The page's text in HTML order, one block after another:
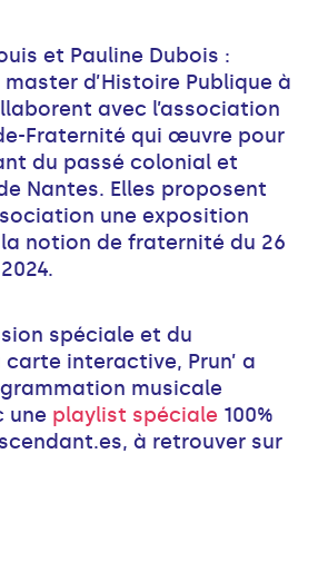
et Pauline Dubois :
d’Histoire Publique à
avec l’association
Fraternité qui œuvre pour
du passé colonial et
Nantes. Elles proposent
une exposition
notion de fraternité du 26
spéciale et du
interactive, Prun’ a
musicale
une playlist spéciale 100%
à retrouver sur